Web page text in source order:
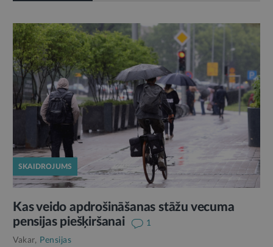
SKAIDROJUMS
Kas veido apdrošināšanas stāžu vecuma
pensijas piešķiršanai
1
Vakar, Pensijas